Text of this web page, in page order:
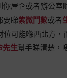
你屋企或者辦公室
要睇紫微鬥數或者
位可能喺西北方，
先生幫手睇清楚，